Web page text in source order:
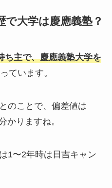
で大学は慶應義塾？
ち主で、慶應義塾大学を
ています。
のことで、偏差値は
かりますね。
1〜2年時は日吉キャン